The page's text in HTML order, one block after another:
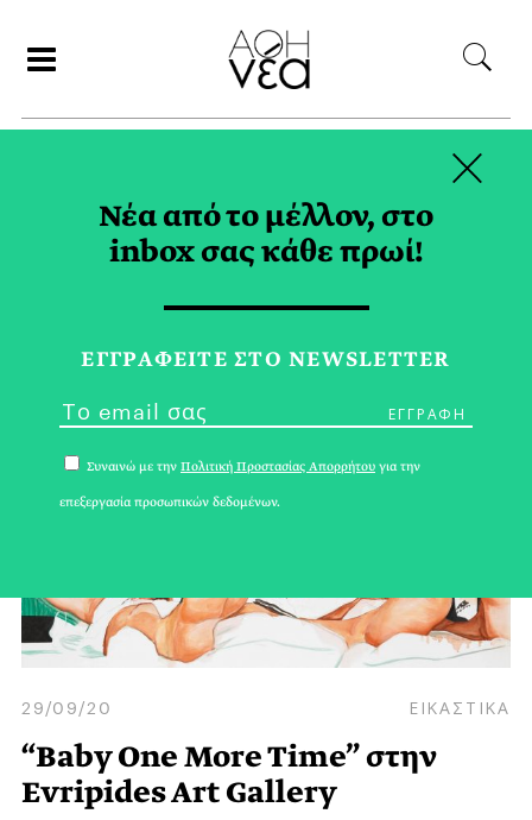
ΕΡΓΑ ΤΕΧΝΗΣ TAG
29/09/20 ΕΙΚΑΣΤΙΚΑ
“Baby One More Time” στην
Evripides Art Gallery
Νέα από το μέλλον, στο
inbox σας κάθε πρωί!
ΕΓΓPΑΦΕΙΤΕ ΣΤΟ NEWSLETTER
Συναινώ με την Πολιτική Προστασίας Απορρήτου για την
επεξεργασία προσωπικών δεδομένων.
×